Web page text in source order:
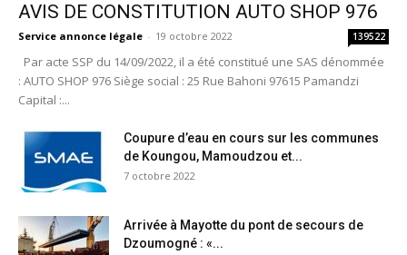
AVIS DE CONSTITUTION AUTO SHOP 976
Service annonce légale - 19 octobre 2022 139522
Par acte SSP du 14/09/2022, il a été constitué une SAS dénommée
: AUTO SHOP 976 Siège social : 25 Rue Bahoni 97615 Pamandzi
Capital :...
Coupure d’eau en cours sur les communes
de Koungou, Mamoudzou et...
7 octobre 2022
Arrivée à Mayotte du pont de secours de
Dzoumogné : «...